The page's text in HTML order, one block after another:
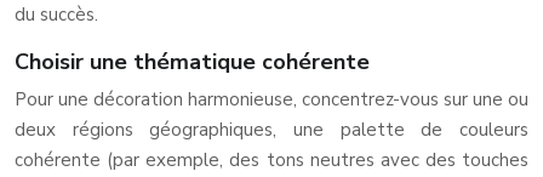
du succès.
Choisir une thématique cohérente
Pour une décoration harmonieuse, concentrez-vous sur une ou
deux régions géographiques, une palette de couleurs
cohérente (par exemple, des tons neutres avec des touches